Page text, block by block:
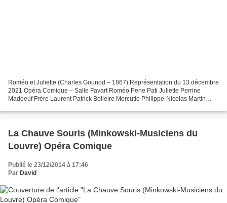
Roméo et Juliette (Charles Gounod – 1867) Représentation du 13 décembre
2021 Opéra Comique – Salle Favart Roméo Pene Pati Juliette Perrine
Madoeuf Frère Laurent Patrick Bolleire Mercutio Philippe-Nicolas Martin
La Chauve Souris (Minkowski-Musiciens du
Louvre) Opéra Comique
Publié le 23/12/2014 à 17:46
Par David